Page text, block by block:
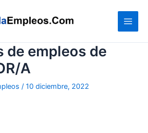
de empleos de
A
/ 10 diciembre, 2022